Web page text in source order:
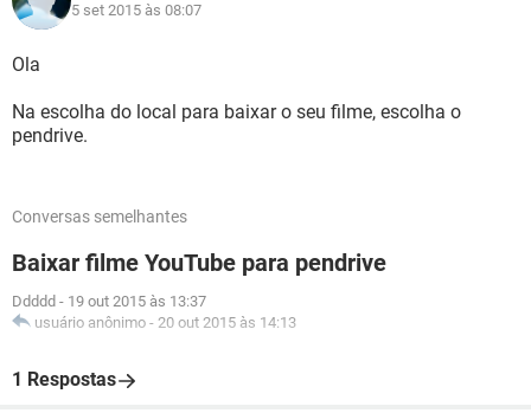
5 set 2015 às 08:07
Ola
Na escolha do local para baixar o seu filme, escolha o
pendrive.
Conversas semelhantes
Baixar filme YouTube para pendrive
Ddddd - 19 out 2015 às 13:37
usuário anônimo - 20 out 2015 às 14:13
1 Respostas